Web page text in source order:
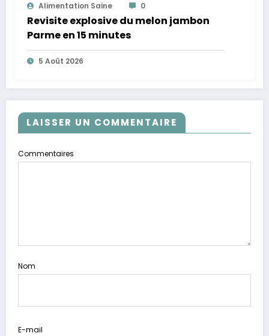
Alimentation Saine 0
Revisite explosive du melon jambon
Parme en 15 minutes
5 Août 2026
LAISSER UN COMMENTAIRE
Commentaires
Nom
E-mail